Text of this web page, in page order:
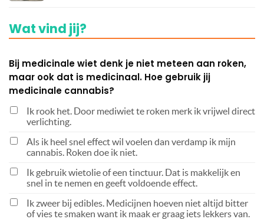
Wat vind jij?
Bij medicinale wiet denk je niet meteen aan roken,
maar ook dat is medicinaal. Hoe gebruik jij
medicinale cannabis?
Ik rook het. Door mediwiet te roken merk ik vrijwel direct
verlichting.
Als ik heel snel effect wil voelen dan verdamp ik mijn
cannabis. Roken doe ik niet.
Ik gebruik wietolie of een tinctuur. Dat is makkelijk en
snel in te nemen en geeft voldoende effect.
Ik zweer bij edibles. Medicijnen hoeven niet altijd bitter
of vies te smaken want ik maak er graag iets lekkers van.